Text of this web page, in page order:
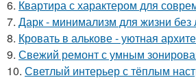
6. Квартира с характером для
7. Дарк - минимализм для жизни без
8. Кровать в алькове - уютная
9. Свежий ремонт с умным
10. Светлый интерьер с тёплым